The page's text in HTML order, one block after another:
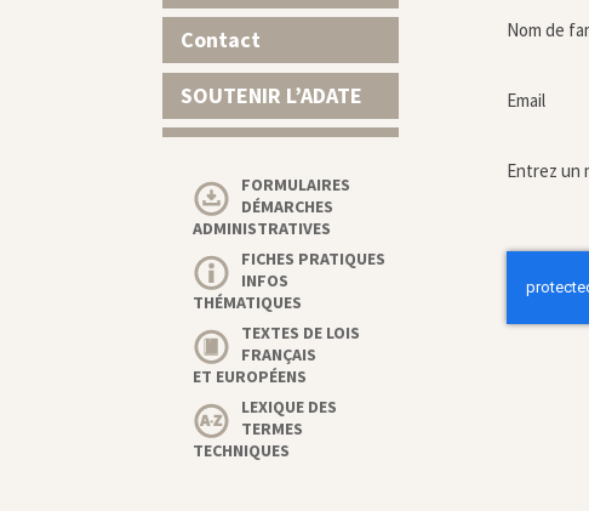
Nom de
Email
Entrez un
Contact
SOUTENIR L’ADATE
FORMULAIRES
DÉMARCHES
ADMINISTRATIVES
FICHES PRATIQUES
INFOS
THÉMATIQUES
TEXTES DE LOIS
FRANÇAIS
ET EUROPÉENS
LEXIQUE DES
TERMES
TECHNIQUES